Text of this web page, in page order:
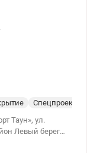
Спецпроект
Таун», ул.
Левый берег